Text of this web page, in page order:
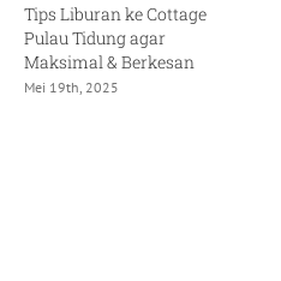
Tips Liburan ke Cottage
Pulau Tidung agar
Maksimal & Berkesan
Mei 19th, 2025